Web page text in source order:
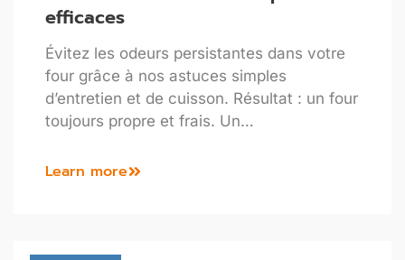
efficaces
Évitez les odeurs persistantes dans votre
four grâce à nos astuces simples
d’entretien et de cuisson. Résultat : un four
toujours propre et frais. Un…
Learn more